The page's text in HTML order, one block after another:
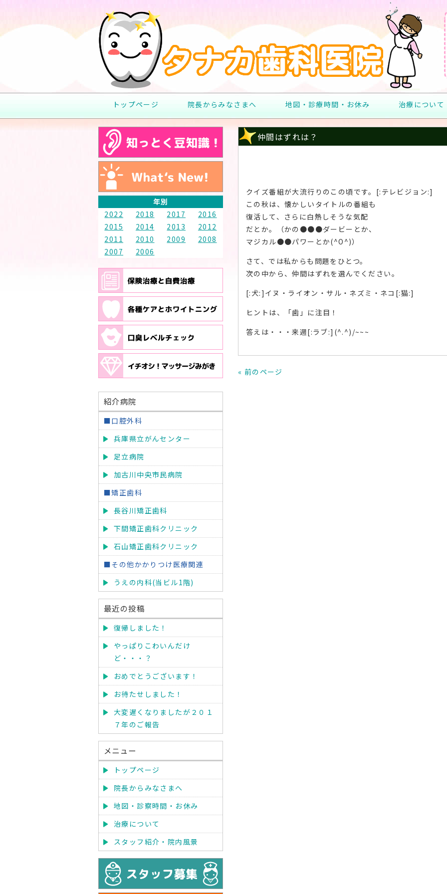
トップページ 院長からみなさまへ 地図・診療時間・お休み 治療について
仲間はずれは？
クイズ番組が大流行りのこの頃です。[:テレビジョン:]
この秋は、懐かしいタイトルの番組も
復活して、さらに白熱しそうな気配
だとか。（かの●●●ダービーとか、
マジカル●●パワーとか(^O^)）
さて、では私からも問題をひとつ。
次の中から、仲間はずれを選んでください。
[:犬:]イヌ・ライオン・サル・ネズミ・ネコ[:猫:]
ヒントは、「歯」に注目！
答えは・・・来週[:ラブ:](^.^)/~~~
« 前のページ
年別
2022
2018 2017
2016
2015
2014 2013
2012
2011
2010 2009
2008
2007
2006
紹介病院
■口腔外科
兵庫県立がんセンター
足立病院
加古川中央市民病院
■矯正歯科
長谷川矯正歯科
下間矯正歯科クリニック
石山矯正歯科クリニック
■その他かかりつけ医療関連
うえの内科(当ビル1階)
最近の投稿
復帰しました！
やっぱりこわいんだけ
ど・・・？
おめでとうございます！
お待たせしました！
大変遅くなりましたが２０１
７年のご報告
メニュー
トップページ
院長からみなさまへ
地図・診察時間・お休み
治療について
スタッフ紹介・院内風景